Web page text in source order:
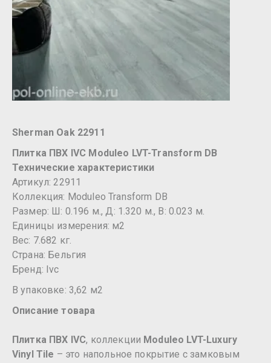
Sherman Oak 22911
Плитка ПВХ IVC Moduleo LVT-Transform DB
Технические характеристики
Артикул: 22911
Коллекция: Moduleo Transform DB
Размер: Ш: 0.196 м., Д: 1.320 м., В: 0.023 м.
Единицы измерения: м2
Вес: 7.682 кг.
Страна: Бельгия
Бренд: Ivc
В упаковке: 3,62 м2
Описание товара
Плитка ПВХ IVC, коллекции Moduleo LVT-Luxury
Vinyl Tile – это напольное покрытие с замковым